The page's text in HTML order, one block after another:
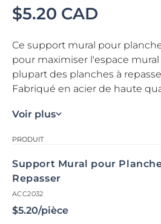
$5.20 CAD
Ce support mural pour
pour maximiser l'espace
plupart des planches à
Fabriqué en acier de haute
accrue. Installation facile avec
Voir plus
Votre panier
PRODUIT
Support Mural pour
Repasser
ACC2032
$5.20/pièce